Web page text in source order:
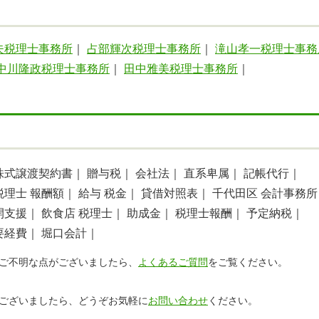
税理士事務所 占部輝次税理士事務所
滝山孝一税理士事
川隆政税理士事務所
田中雅美税理士事務所
式譲渡契約書｜ 贈与税｜ 会社法｜ 直系卑属｜
記帳代行｜
理士 報酬額｜
給与 税金｜ 貸借対照表｜
千代田区 会計事務
援｜
飲食店 税理士｜ 助成金｜ 税理士報酬｜
予定納税｜
費｜
堀口会計｜
不明な点がございましたら、 よくあるご質問をご覧ください。
ざいましたら、どうぞお気軽にお問い合わせください。